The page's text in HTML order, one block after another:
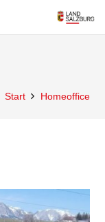
Start Homeoffice